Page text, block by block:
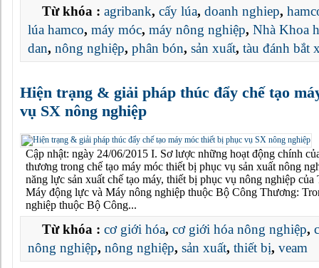
Từ khóa : agribank, cấy lúa, doanh nghiep,
lúa hamco, máy móc, máy nông nghiệp, Nhà Khoa
dan, nông nghiệp, phân bón, sản xuất, tàu đánh bắt
Hiện trạng & giải pháp thúc đẩy chế tạo
vụ SX nông nghiệp
Cập nhật: ngày 24/06/2015 I. Sơ lược những hoạt động chính
thương trong chế tạo máy móc thiết bị phục vụ sản xuất nông
năng lực sản xuất chế tạo máy, thiết bị phục vụ nông nghiệp
Máy động lực và Máy nông nghiệp thuộc Bộ Công Thương:
nghiệp thuộc Bộ Công...
Từ khóa : cơ giới hóa, cơ giới hóa nông nghiệp,
nông nghiệp, nông nghiệp, sản xuất, thiết bị, veam